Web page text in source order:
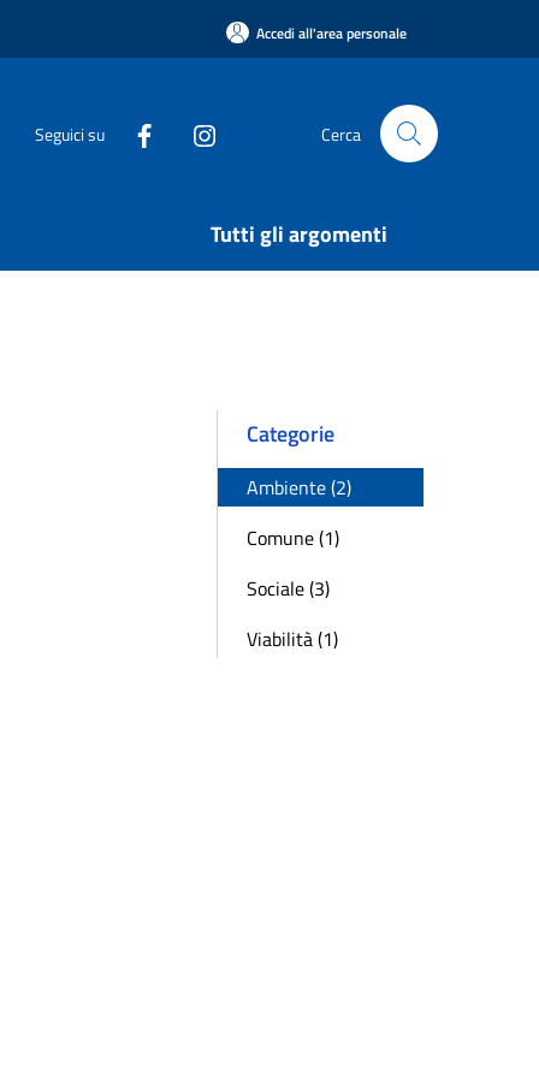
Accedi all'area personale
Seguici su Cerca
Tutti gli argomenti
Categorie
Ambiente (2)
Comune (1)
Sociale (3)
Viabilità (1)